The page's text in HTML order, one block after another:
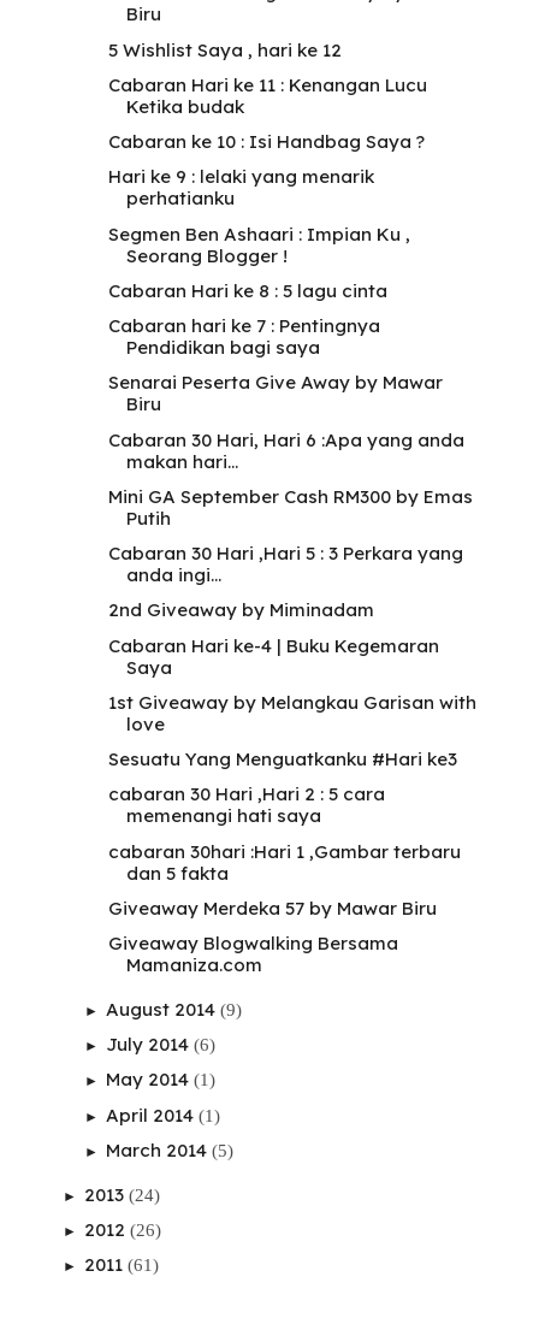
Biru
5 Wishlist Saya , hari ke 12
Cabaran Hari ke 11 : Kenangan Lucu
Ketika budak
Cabaran ke 10 : Isi Handbag Saya ?
Hari ke 9 : lelaki yang menarik
perhatianku
Segmen Ben Ashaari : Impian Ku ,
Seorang Blogger !
Cabaran Hari ke 8 : 5 lagu cinta
Cabaran hari ke 7 : Pentingnya
Pendidikan bagi saya
Senarai Peserta Give Away by Mawar
Biru
Cabaran 30 Hari, Hari 6 :Apa yang anda
makan hari...
Mini GA September Cash RM300 by Emas
Putih
Cabaran 30 Hari ,Hari 5 : 3 Perkara yang
anda ingi...
2nd Giveaway by Miminadam
Cabaran Hari ke-4 | Buku Kegemaran
Saya
1st Giveaway by Melangkau Garisan with
love
Sesuatu Yang Menguatkanku #Hari ke3
cabaran 30 Hari ,Hari 2 : 5 cara
memenangi hati saya
cabaran 30hari :Hari 1 ,Gambar terbaru
dan 5 fakta
Giveaway Merdeka 57 by Mawar Biru
Giveaway Blogwalking Bersama
Mamaniza.com
► August 2014 (9)
► July 2014 (6)
► May 2014 (1)
► April 2014 (1)
► March 2014 (5)
► 2013 (24)
► 2012 (26)
► 2011 (61)